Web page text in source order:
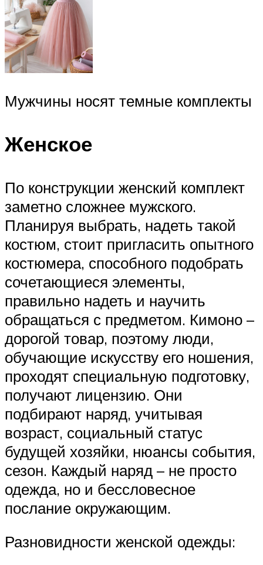
Мужчины носят темные комплекты
Женское
По конструкции женский комплект
заметно сложнее мужского.
Планируя выбрать, надеть такой
костюм, стоит пригласить опытного
костюмера, способного подобрать
сочетающиеся элементы,
правильно надеть и научить
обращаться с предметом. Кимоно –
дорогой товар, поэтому люди,
обучающие искусству его ношения,
проходят специальную подготовку,
получают лицензию. Они
подбирают наряд, учитывая
возраст, социальный статус
будущей хозяйки, нюансы события,
сезон. Каждый наряд – не просто
одежда, но и бессловесное
послание окружающим.
Разновидности женской одежды: